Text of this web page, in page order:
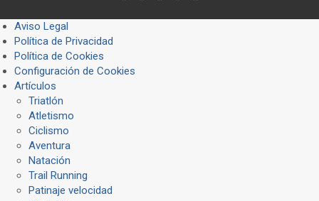
Aviso Legal
Política de Privacidad
Política de Cookies
Configuración de Cookies
Artículos
Triatlón
Atletismo
Ciclismo
Aventura
Natación
Trail Running
Patinaje velocidad